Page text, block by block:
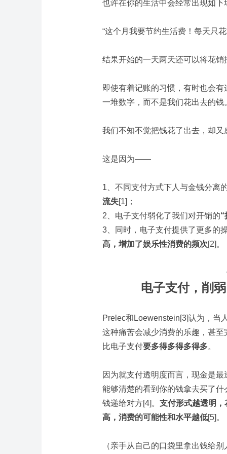
也许在你的生活中会经常出现如下
“这个月我要节约生活费！每天只
结果开始的一天两天还可以将花
即使有着记账的习惯，有时也会
一堆数字，而不是我们花出去的钱
我们不知不觉把钱花了出去，却又
这是因为——
1、不同支付方式下人与金钱分离
流失[1]；
2、电子支付弱化了我们对开销的“
3、同时，电子支付提供了更多的
高，增加了娱乐性消费的频次[2]。
电子支付，削
Prelec和Loewenstein[3]认为，当
这种痛苦会减少消费的乐趣，甚
比电子支付要多得多得多得多。
因为就支付透明度而言，现金是
能够清楚的看到你的钱拿去买了
钱递给对方[4]。 支付形式越透明
高，消费的可能性和水平越低[5]。
（亲手从自己的口袋里拿出钱给